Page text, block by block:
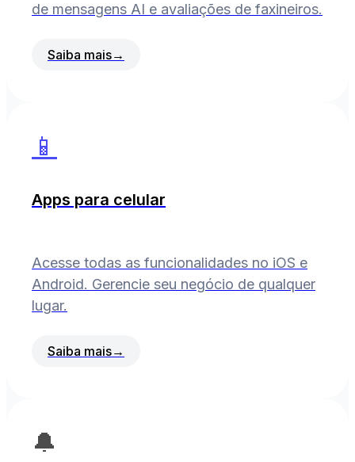
de mensagens AI e avaliações de faxineiros.
Saiba mais→
📱
Apps para celular
Acesse todas as funcionalidades no iOS e
Android. Gerencie seu negócio de qualquer
lugar.
Saiba mais→
🔔